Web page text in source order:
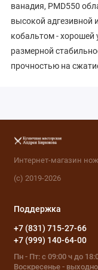
ванадия, PMD550
высокой адгезивной
кобальтом - хорошей
размерной
прочностью на
Интернет-магазин
(с) 2019-2026
Поддержка
+7 (831) 715-27-66
+7 (999) 140-64-00
Пн - Пт: с 09:00 ч до
Воскресенье -